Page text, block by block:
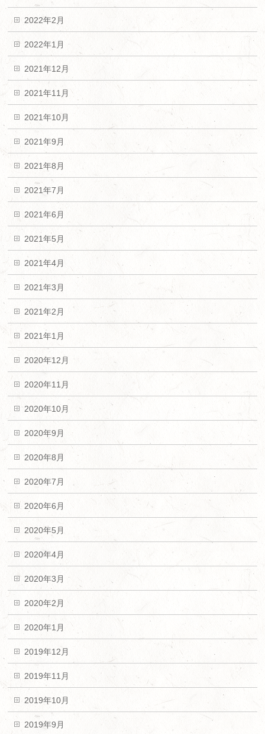
2022年2月
2022年1月
2021年12月
2021年11月
2021年10月
2021年9月
2021年8月
2021年7月
2021年6月
2021年5月
2021年4月
2021年3月
2021年2月
2021年1月
2020年12月
2020年11月
2020年10月
2020年9月
2020年8月
2020年7月
2020年6月
2020年5月
2020年4月
2020年3月
2020年2月
2020年1月
2019年12月
2019年11月
2019年10月
2019年9月